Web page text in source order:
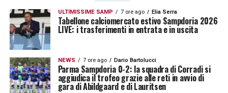
ULTIMISSIME SAMP 7 ore ago Elia Serra
Tabellone calciomercato estivo Sampdoria 2026
LIVE: i trasferimenti in entrata e in uscita
NEWS 7 ore ago Dario Bartolucci
Parma Sampdoria 0-2: la squadra di Corradi si
aggiudica il trofeo grazie alle reti in avvio di
gara di Abildgaard e di Lauritsen